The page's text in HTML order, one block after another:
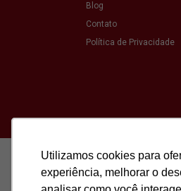
Utilizamos cookies para
experiência, melhorar o
Utilizamos cookies para
experiência, melhorar o
Blog
Contato
Política de Privacidade